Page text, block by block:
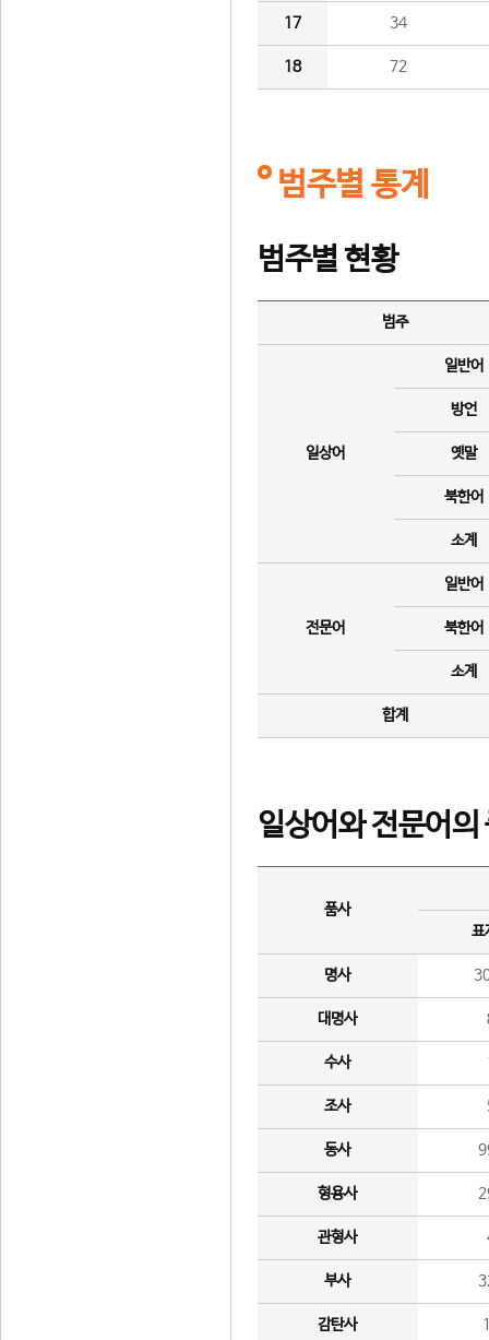
17 34
18 72
범주별 통계
범주별 현황
범주
일상어
일반어
방언
옛말
북한어
소계
전문어
일반어
북한어
소계
합계
일상어와 전문어의
품사
표
명사
대명사
수사
조사
동사
형용사
관형사
부사
감탄사